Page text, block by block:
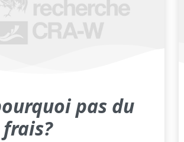
pas du